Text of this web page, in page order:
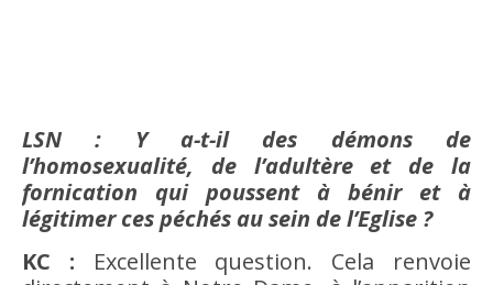
LSN : Y a-t-il des démons de
l’homosexualité, de l’adultère et de la
fornication qui poussent à bénir et à
légitimer ces péchés au sein de l’Eglise ?
KC : Excellente question. Cela renvoie